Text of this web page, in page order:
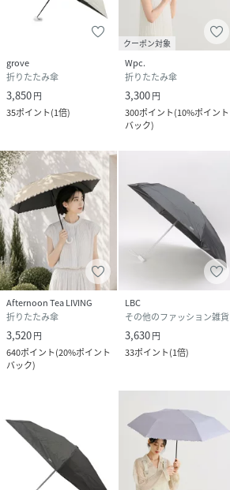
grove
折りたたみ傘
3,850円
35ポイント(1倍)
クーポン対象
Wpc.
折りたたみ傘
3,300円
300ポイント(10%ポイント
バック)
Afternoon Tea LIVING
折りたたみ傘
3,520円
640ポイント(20%ポイント
バック)
LBC
その他のファッション雑貨
3,630円
33ポイント(1倍)